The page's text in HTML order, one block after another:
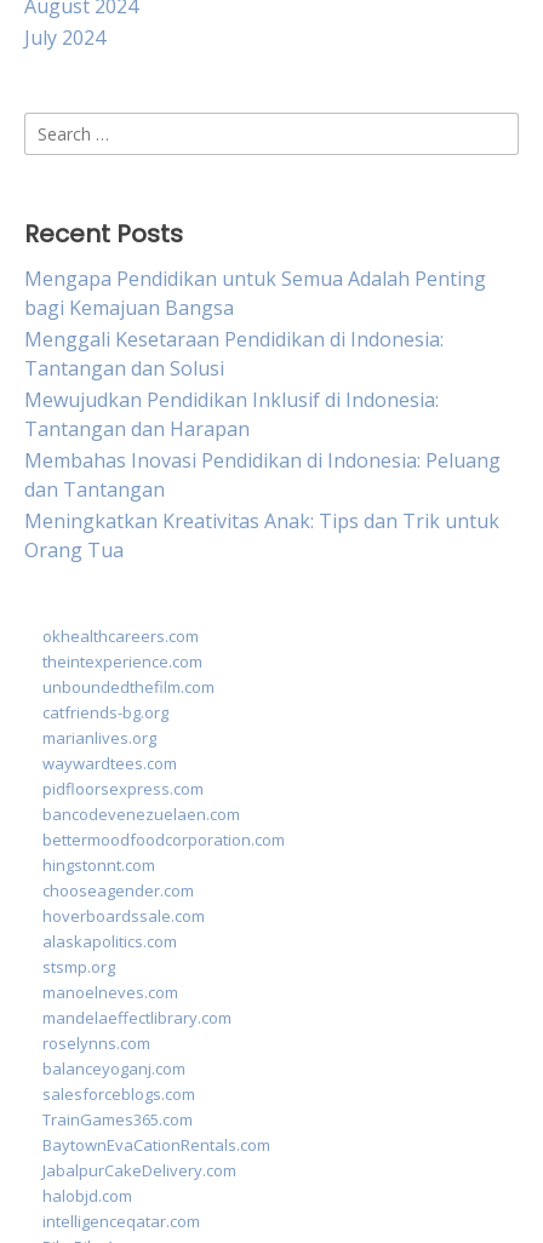
August 2024
July 2024
Search
for:
Recent Posts
Mengapa Pendidikan untuk Semua Adalah Penting
bagi Kemajuan Bangsa
Menggali Kesetaraan Pendidikan di Indonesia:
Tantangan dan Solusi
Mewujudkan Pendidikan Inklusif di Indonesia:
Tantangan dan Harapan
Membahas Inovasi Pendidikan di Indonesia: Peluang
dan Tantangan
Meningkatkan Kreativitas Anak: Tips dan Trik untuk
Orang Tua
okhealthcareers.com
theintexperience.com
unboundedthefilm.com
catfriends-bg.org
marianlives.org
waywardtees.com
pidfloorsexpress.com
bancodevenezuelaen.com
bettermoodfoodcorporation.com
hingstonnt.com
chooseagender.com
hoverboardssale.com
alaskapolitics.com
stsmp.org
manoelneves.com
mandelaeffectlibrary.com
roselynns.com
balanceyoganj.com
salesforceblogs.com
TrainGames365.com
BaytownEvaCationRentals.com
JabalpurCakeDelivery.com
halobjd.com
intelligenceqatar.com